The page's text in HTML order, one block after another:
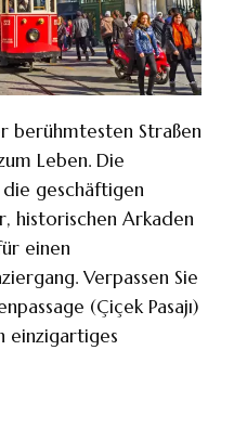
berühmtesten Straßen
Leben. Die
die geschäftigen
historischen Arkaden
einen
Verpassen Sie
(Çiçek Pasajı)
einzigartiges